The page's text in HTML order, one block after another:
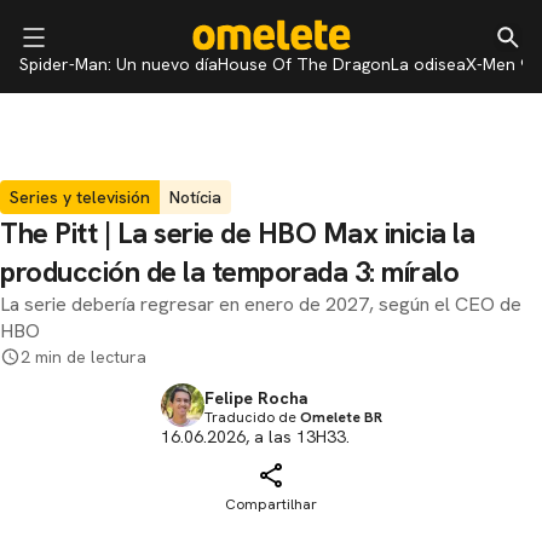
Spider-Man: Un nuevo díaHouse Of The DragonLa odiseaX-Men 97
Series y televisión Notícia
The Pitt | La serie de HBO Max inicia la
producción de la temporada 3: míralo
La serie debería regresar en enero de 2027, según el CEO de
HBO
2 min de lectura
Felipe Rocha
Traducido deOmelete BR
16.06.2026, a las 13H33.
Compartilhar